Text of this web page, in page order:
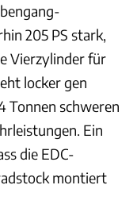
205 PS stark,
Vierzylinder für
locker gen
Tonnen schweren
Ein
die EDC-
montiert